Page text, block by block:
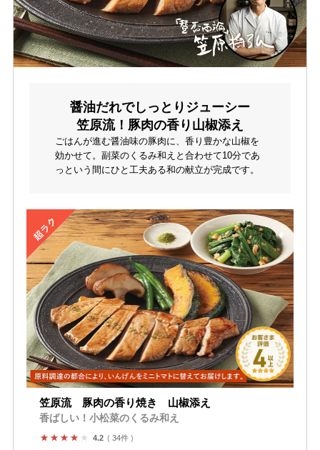
醤油だれでしっとりジューシー
笠原流！豚肉の香り山椒添え
ごはんが進む醤油味の豚肉に、香り豊かな山椒を
効かせて。副菜のくるみ和えと合わせて10分であ
っという間にひと工夫ある和の献立が完成です。
笠原流 豚肉の香り焼き 山椒添え
香ばしい！小松菜のくるみ和え
4.2 34件